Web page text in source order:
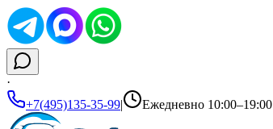
·
+7(495)135-35-99| Ежедневно 10:00–19:00